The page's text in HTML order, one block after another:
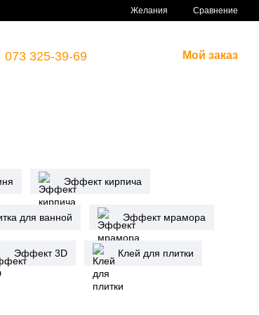
Желания Сравнение
073 325-39-69 Мой заказ
Эффект кирпича
для ванной Эффект мрамора
Эффект 3D Клей для плитки